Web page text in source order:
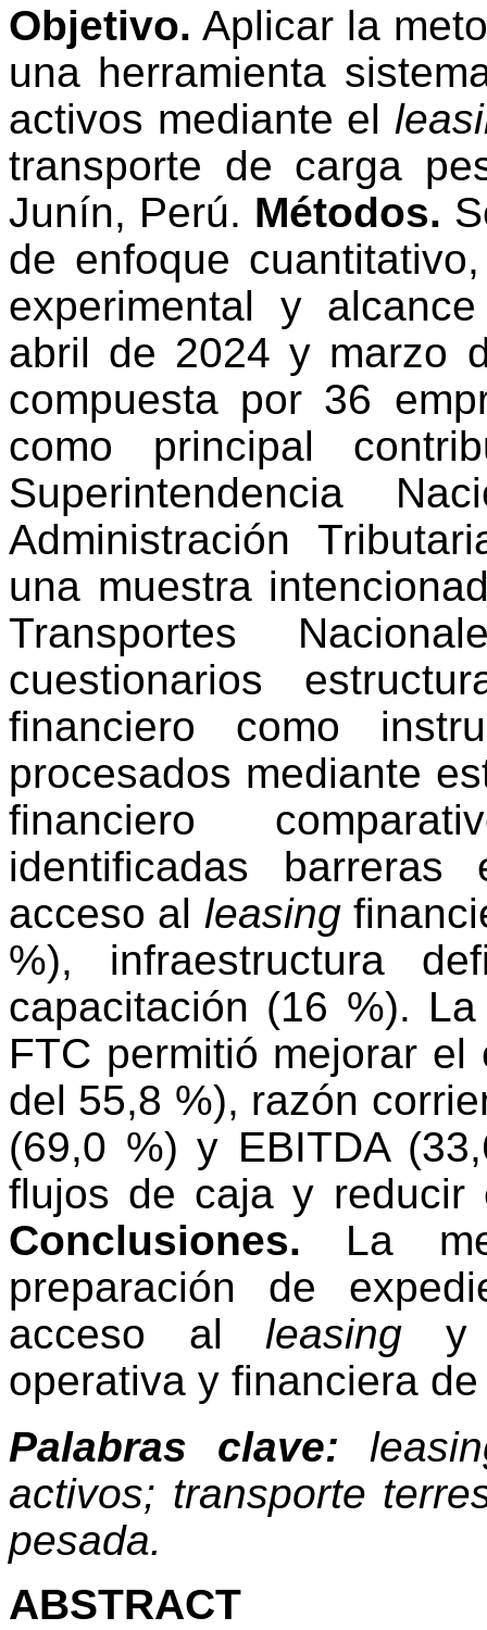
Objetivo. Aplicar la
una herramienta
activos mediante el
transporte de carga
Junín, Perú. Métodos.
de enfoque
experimental y
abril de 2024 y marzo
compuesta por 36
como principal
Superintendencia
Administración
una muestra
Transportes
cuestionarios
financiero como
procesados mediante
financiero
identificadas
acceso al leasing
%), infraestructura
capacitación (16 %).
FTC permitió mejorar
del 55,8 %), razón
(69,0 %) y EBITDA
flujos de caja y reducir
Conclusiones. La
preparación de
acceso al leasing y
operativa y financiera
Palabras clave:
activos; transporte
pesada.
ABSTRACT